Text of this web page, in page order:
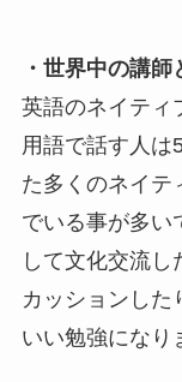
・世界中の講
英語のネイティ
用語で話す人は
た多くのネイテ
でいる事が多い
して文化交流
カッションした
いい勉強になり